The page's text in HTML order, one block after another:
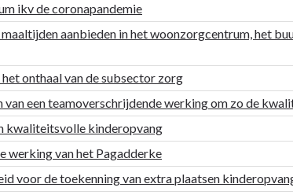
ikv de coronapandemie
aanbieden in het woonzorgcentrum, het
onthaal van de subsector zorg
een teamoverschrijdende werking om zo de
kwaliteitsvolle kinderopvang
werking van het Pagadderke
voor de toekenning van extra plaatsen